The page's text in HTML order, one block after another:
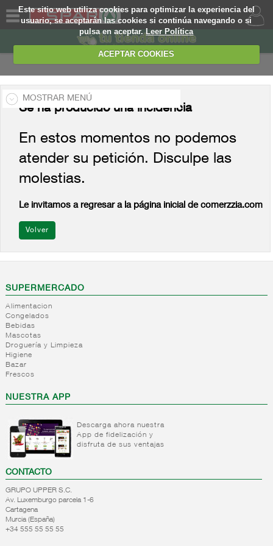
Este sitio web utiliza cookies para optimizar la experiencia del
usuario, se aceptarán las cookies si continúa navegando o si
pulsa en aceptar.Leer Política
ACEPTAR COOKIES
SOMOS
OFERTAS
EJEMPLO
MOSTRAR MENÚ
Se ha producido una
incidencia
En estos momentos no
podemos atender su
petición. Disculpe las
molestias.
Mi Perfil
Mis Datos Personales
Mis Direcciones
Modificar Contraseña
Fidelidad
Mis Tarjetas
Mis Tarjetas Regalo
Mis Compras
Mis Listas
Mis Solicitudes
Se ha producido una incidencia
En estos momentos no podemos
atender su petición. Disculpe las
molestias.
Le invitamos a regresar a la página inicial de comerzzia.com
SUPERMERCADO
Alimentacion
Congelados
Bebidas
Mascotas
Droguería y Limpieza
Higiene
Bazar
Frescos
NUESTRA APP
Descarga ahora nuestra
App de fidelización y
disfruta de sus ventajas
CONTACTO
GRUPO UPPER S.C.
Av. Luxemburgo parcela 1-6
Cartagena
Murcia (España)
+34 555 55 55 55